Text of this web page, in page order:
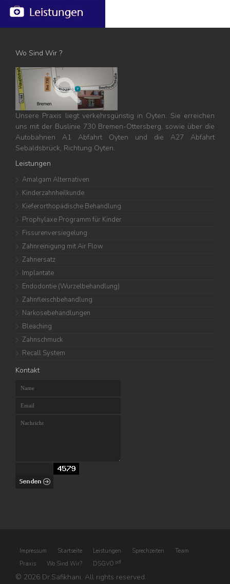
Wo Sind Wir ?
Unsere Praxis liegt verkehrsgünstig in Oyten. Sie erreichen
uns mit der Buslinie 730 Bremen-Ottersberg, sowie über die
Autobahnen A1 Abfahrt Oyten und die A27 Abfahrt
Sebaldsbrück, Richtung Oyten.
Leistungen
Amalgam Alternativen
Kinderzahnheilkunde
Kieferorthopädische Behandlung
Prophylaxe Programm für Kinder
Fissurenversiegelung
Zahnreinigung mit Air Flow
Zahnersatz
Implantate
Endodontie (Wurzelbehandlung)
Zahnfleischbehandlung
Narkosebehandlungen
Bleaching
Zahnschmuck
Recall System
Kontakt
Impressum Startseite Leistungen Sprechzeiten
Team
Praxis
Wo Sind Wir? DSGVO pdf
© 2026 Dr.Safikhani. All rights reserved.